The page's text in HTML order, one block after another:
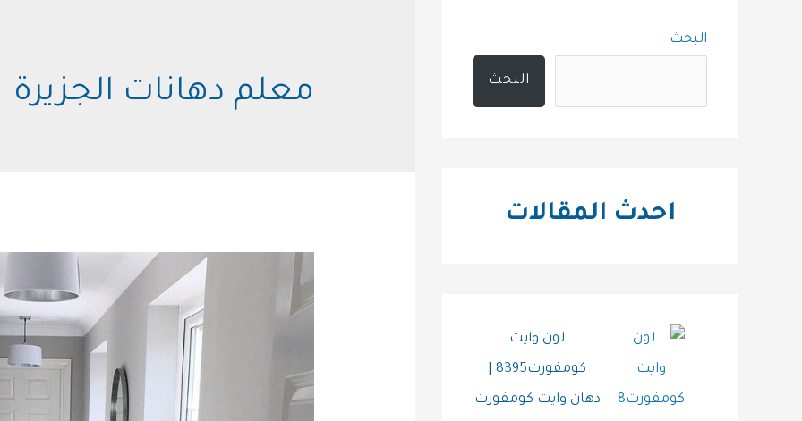
البحث
البحث
احدث المقالات
لون وايت
كومفورت8395 |
دهان وايت كومفورت
معلم دهانات الجزيرة